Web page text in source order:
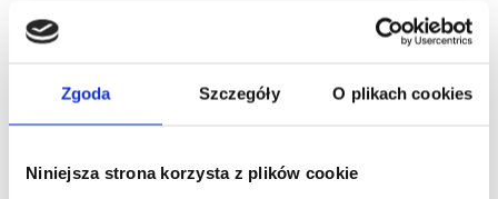
Zgoda Szczegóły O plikach cookies
Niniejsza strona korzysta z plików cookie
Brit Premium by Nature Cat
Delicate Fillets in Jelly –